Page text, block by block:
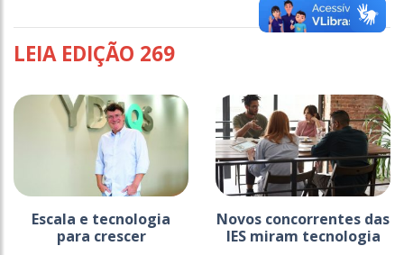
LEIA EDIÇÃO 269
Escala e tecnologia
para crescer
Novos concorrentes das
IES miram tecnologia